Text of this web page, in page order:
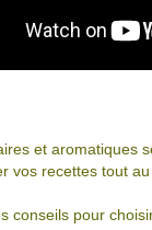
et aromatiques
vos recettes tout au
conseils pour